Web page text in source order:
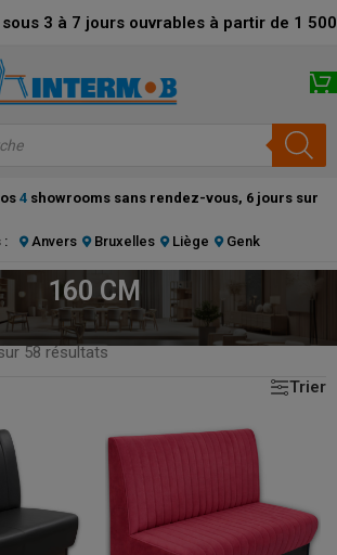
sous 3 à 7 jours ouvrables à partir de 1
4 showrooms sans rendez-vous, 6 jours sur
:
Anvers Bruxelles Liège Genk
160 CM
DISPONIBLES /
58 résultats
Trier